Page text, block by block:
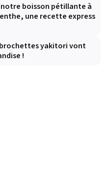
boisson pétillante à
une recette express
yakitori vont
!